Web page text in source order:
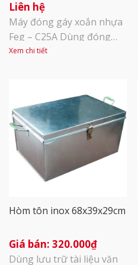
Liên hệ
Máy đóng gáy xoắn nhựa
Feg – C25A Dùng đóng
quyển tài liệu, thích hợp
photocopy… Đóng lỗ giấy
bằng tay Đục được 25
tờ/lần (lỗ đóng hình chữ
nhật) Có 21 lưỡi dập lỗ
tương đương 21 lỗ Các
khổ giấy đóng: A4, A5 [...]
Xem chi tiết
Hòm tôn inox 68x39x29cm
320.000₫
Dùng lưu trữ tài liệu văn